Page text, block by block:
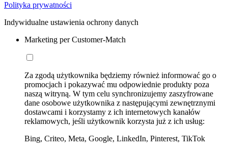
Polityka prywatności
Indywidualne ustawienia ochrony danych
Marketing per Customer-Match
Za zgodą użytkownika będziemy również informować go o
promocjach i pokazywać mu odpowiednie produkty poza
naszą witryną. W tym celu synchronizujemy zaszyfrowane
dane osobowe użytkownika z następującymi zewnętrznymi
dostawcami i korzystamy z ich internetowych kanałów
reklamowych, jeśli użytkownik korzysta już z ich usług:
Bing, Criteo, Meta, Google, LinkedIn, Pinterest, TikTok